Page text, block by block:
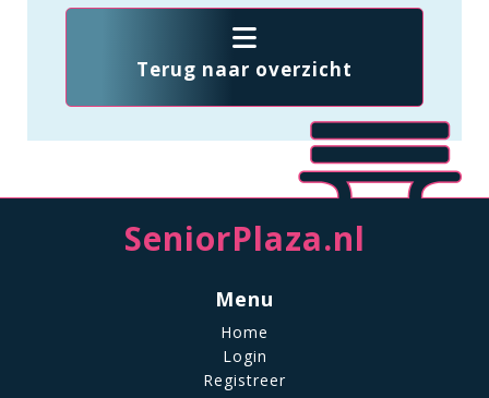
Terug naar overzicht
SeniorPlaza.nl
Menu
Home
Login
Registreer